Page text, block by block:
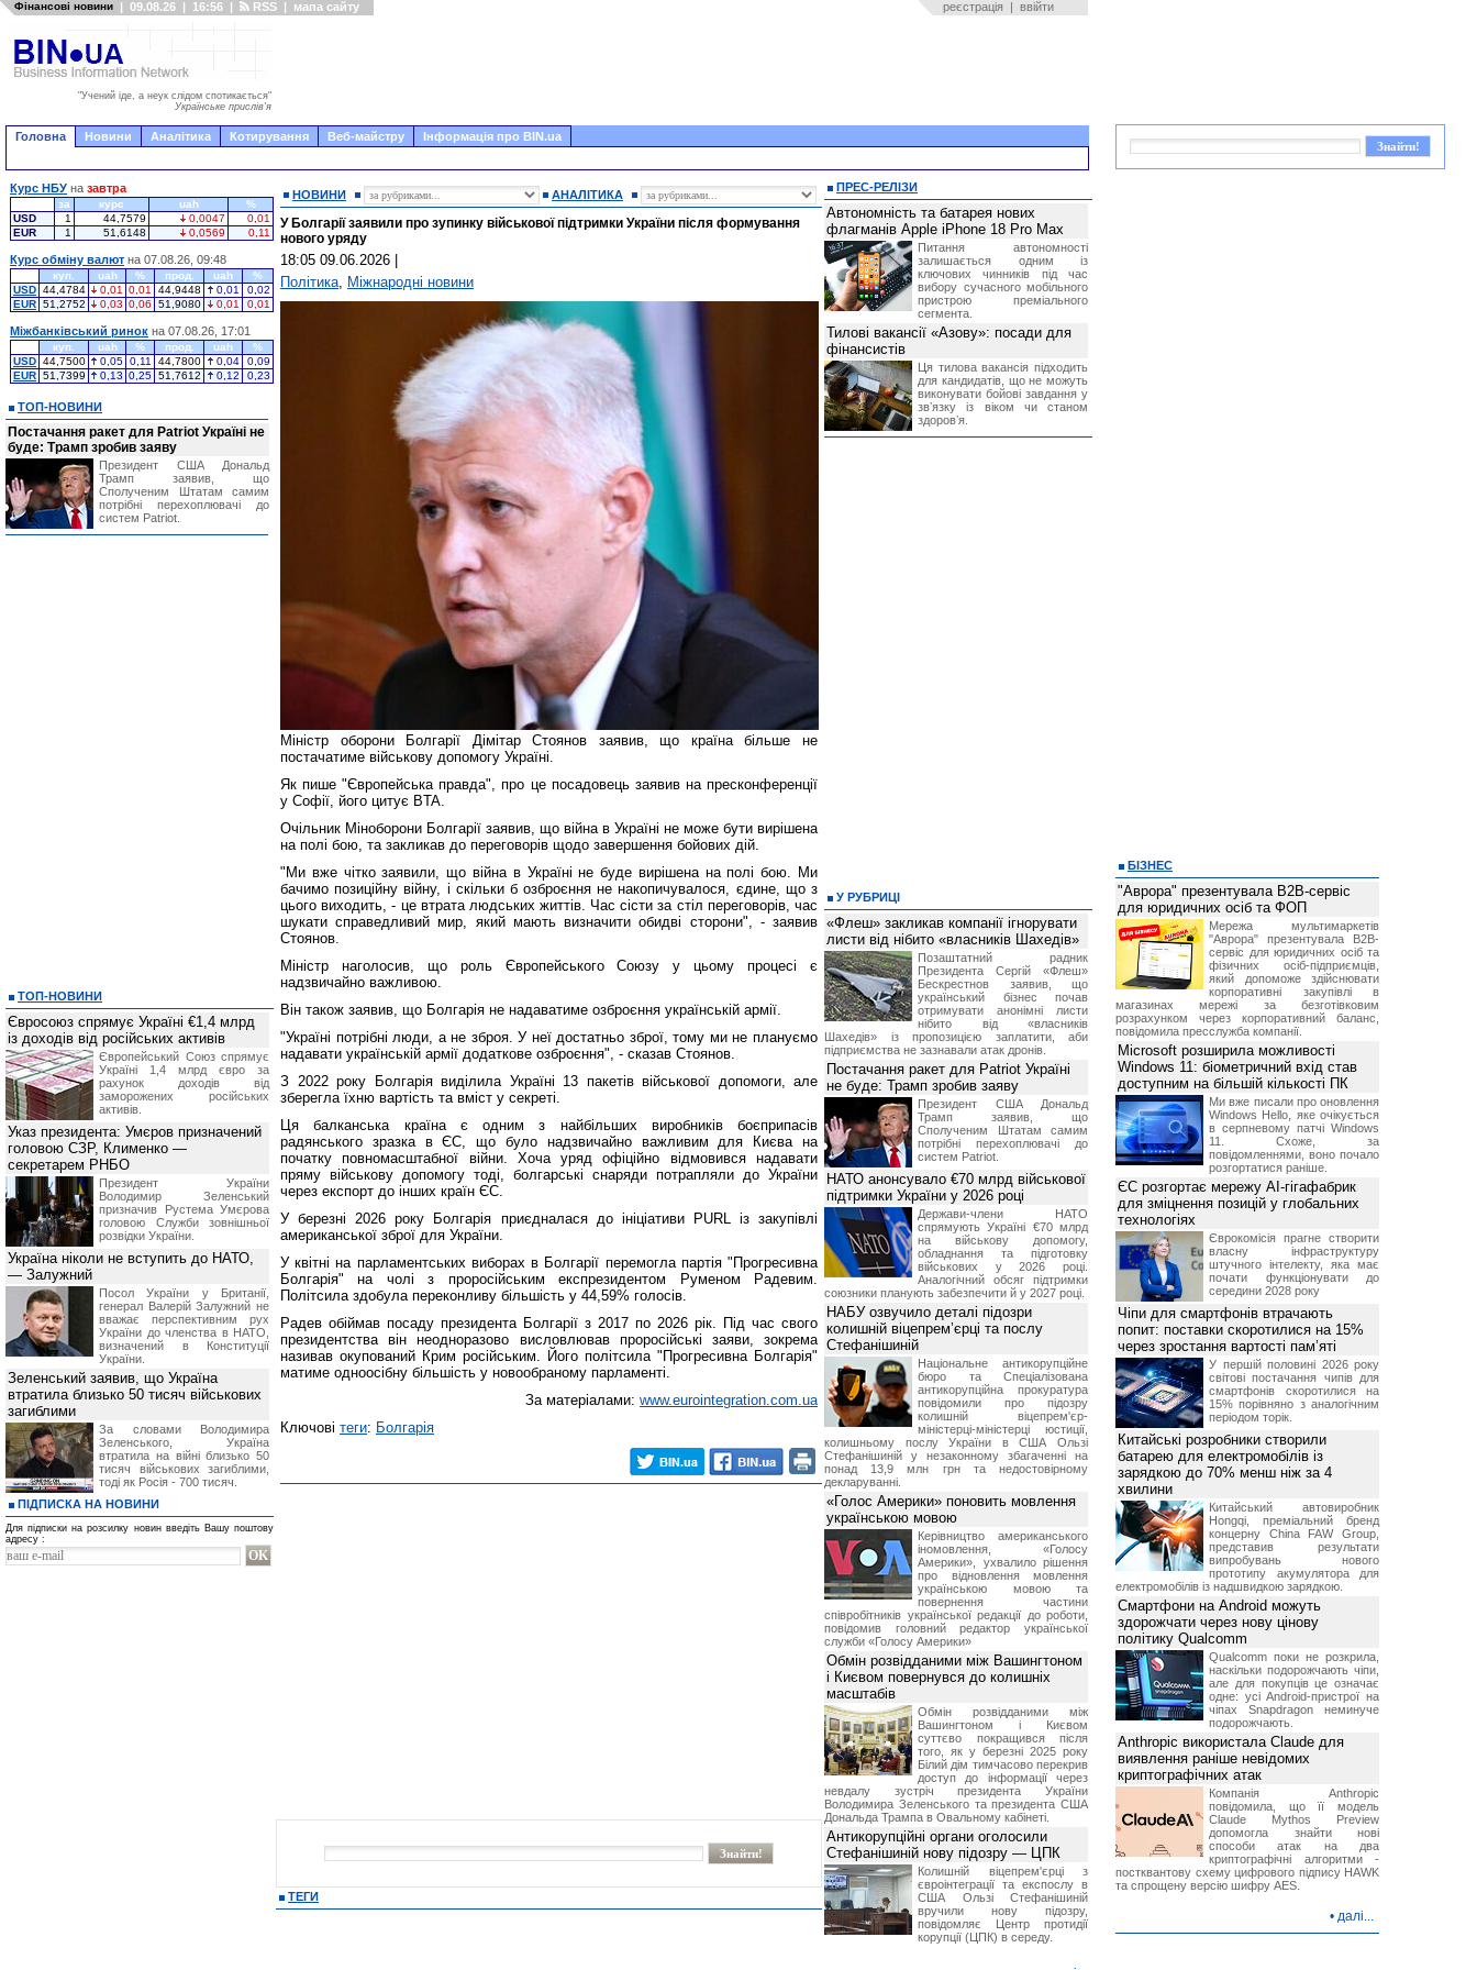
Фінансові новини | 09.08.26 | 16:56 | RSS | мапа сайту реєстрація | ввійти
"Учений іде, а неук слідом спотикається"
Українське прислів'я
Головна Новини Аналітика Котирування Веб-майстру Інформація про BIN.ua
НОВИНИ АНАЛІТИКА
У Болгарії заявили про зупинку військової підтримки України після формування
нового уряду
18:05 09.06.2026
Політика, Міжнародні новини
Міністр оборони Болгарії Дімітар Стоянов заявив, що країна більше не
постачатиме військову допомогу Україні.
Як пише "Європейська правда", про це посадовець заявив на пресконференції
у Софії, його цитує BTA.
Очільник Міноборони Болгарії заявив, що війна в Україні не може бути вирішена
на полі бою, та закликав до переговорів щодо завершення бойових дій.
"Ми вже чітко заявили, що війна в Україні не буде вирішена на полі бою. Ми
бачимо позиційну війну, і скільки б озброєння не накопичувалося, єдине, що з
цього виходить, - це втрата людських життів. Час сісти за стіл переговорів, час
шукати справедливий мир, який мають визначити обидві сторони", - заявив
Стоянов.
Міністр наголосив, що роль Європейського Союзу у цьому процесі є
надзвичайно важливою.
Він також заявив, що Болгарія не надаватиме озброєння українській армії.
"Україні потрібні люди, а не зброя. У неї достатньо зброї, тому ми не плануємо
надавати українській армії додаткове озброєння", - сказав Стоянов.
З 2022 року Болгарія виділила Україні 13 пакетів військової допомоги, але
зберегла їхню вартість та вміст у секреті.
Ця балканська країна є одним з найбільших виробників боєприпасів
радянського зразка в ЄС, що було надзвичайно важливим для Києва на
початку повномасштабної війни. Хоча уряд офіційно відмовився надавати
пряму військову допомогу тоді, болгарські снаряди потрапляли до України
через експорт до інших країн ЄС.
У березні 2026 року Болгарія приєдналася до ініціативи PURL із закупівлі
американської зброї для України.
У квітні на парламентських виборах в Болгарії перемогла партія "Прогресивна
Болгарія" на чолі з проросійським експрезидентом Руменом Радевим.
Політсила здобула переконливу більшість у 44,59% голосів.
Радев обіймав посаду президента Болгарії з 2017 по 2026 рік. Під час свого
президентства він неодноразово висловлював проросійські заяви, зокрема
називав окупований Крим російським. Його політсила "Прогресивна Болгарія"
матиме одноосібну більшість у новообраному парламенті.
За матеріалами: www.eurointegration.com.ua
Ключові теги: Болгарія
ТЕГИ
Курс НБУ на завтра
за курс uah
%
USD
1 44,7579 0,0047
0,01
EUR
1 51,6148 0,0569 0,11
Курс обміну валют на 07.08.26, 09:48
куп. uah % прод. uah
%
USD 44,4784 0,01 0,01 44,9448 0,01
0,02
EUR 51,2752 0,03 0,06 51,9080 0,01 0,01
Міжбанківський ринок на 07.08.26, 17:01
куп. uah % прод. uah
%
USD 44,7500 0,05 0,11 44,7800 0,04
0,09
EUR 51,7399 0,13 0,25 51,7612 0,12 0,23
ТОП-НОВИНИ
Постачання ракет для Patriot Україні не
буде: Трамп зробив заяву
Президент США Дональд
Трамп заявив, що
Сполученим Штатам самим
потрібні перехоплювачі до
систем Patriot.
ТОП-НОВИНИ
Євросоюз спрямує Україні €1,4 млрд
із доходів від російських активів
Європейський Союз спрямує
Україні 1,4 млрд євро за
рахунок доходів від
заморожених російських
активів.
Указ президента: Умєров призначений
головою СЗР, Клименко —
секретарем РНБО
Президент України
Володимир Зеленський
призначив Pустема Умєрова
головою Служби зовнішньої
розвідки України.
Україна ніколи не вступить до НАТО,
— Залужний
Посол України у Британії,
генерал Валерій Залужний не
вважає перспективним рух
України до членства в НАТО,
визначений в Конституції
України.
Зеленський заявив, що Україна
втратила близько 50 тисяч військових
загиблими
За словами Володимира
Зеленського, Україна
втратила на війні близько 50
тисяч військових загиблими,
тоді як Росія - 700 тисяч.
ПІДПИСКА НА НОВИНИ
Для підписки на розсилку новин введіть Вашу поштову
адресу :
ПРЕС-РЕЛІЗИ
Автономність та батарея нових
флагманів Apple iPhone 18 Pro Max
Питання автономності
залишається одним із
ключових чинників під час
вибору сучасного мобільного
пристрою преміального
сегмента.
Тилові вакансії «Азову»: посади для
фінансистів
Ця тилова вакансія підходить
для кандидатів, що не можуть
виконувати бойові завдання у
звʼязку із віком чи станом
здоровʼя.
У РУБРИЦІ
«Флеш» закликав компанії ігнорувати
листи від нібито «власників Шахедів»
Позаштатний радник
Президента Сергій «Флеш»
Бескрестнов заявив, що
український бізнес почав
отримувати анонімні листи
нібито від «власників
Шахедів» із пропозицією заплатити, аби
підприємства не зазнавали атак дронів.
Постачання ракет для Patriot Україні
не буде: Трамп зробив заяву
Президент США Дональд
Трамп заявив, що
Сполученим Штатам самим
потрібні перехоплювачі до
систем Patriot.
НАТО анонсувало €70 млрд військової
підтримки України у 2026 році
Держави-члени НАТО
спрямують Україні €70 млрд
на військову допомогу,
обладнання та підготовку
військових у 2026 році.
Аналогічний обсяг підтримки
союзники планують забезпечити й у 2027 році.
НАБУ озвучило деталі підозри
колишній віцепрем’єрці та послу
Стефанішиній
Національне антикорупційне
бюро та Спеціалізована
антикорупційна прокуратура
повідомили про підозру
колишній віцепрем'єр-
міністерці-міністерці юстиції,
колишньому послу України в США Ользі
Стефанішиній у незаконному збагаченні на
понад 13,9 млн грн та недостовірному
декларуванні.
«Голос Америки» поновить мовлення
українською мовою
Керівництво американського
іномовлення, «Голосу
Америки», ухвалило рішення
про відновлення мовлення
українською мовою та
повернення частини
співробітників української редакції до роботи,
повідомив головний редактор української
служби «Голосу Америки»
Обмін розвідданими між Вашингтоном
і Києвом повернувся до колишніх
масштабів
Обмін розвідданими між
Вашингтоном і Києвом
суттєво покращився після
того, як у березні 2025 року
Білий дім тимчасово перекрив
доступ до інформації через
невдалу зустріч президента України
Володимира Зеленського та президента США
Дональда Трампа в Овальному кабінеті.
Антикорупційні органи оголосили
Стефанішиній нову підозру — ЦПК
Колишній віцепрем'єрці з
євроінтеграції та експослу в
США Ользі Стефанішиній
вручили нову підозру,
повідомляє Центр протидії
корупції (ЦПК) в середу.
БІЗНЕС
"Аврора" презентувала B2B-сервіс
для юридичних осіб та ФОП
Мережа мультимаркетів
"Аврора" презентувала B2B-
сервіс для юридичних осіб та
фізичних осіб-підприємців,
який допоможе здійснювати
корпоративні закупівлі в
магазинах мережі за безготівковим
розрахунком через корпоративний баланс,
повідомила пресслужба компанії.
Microsoft розширила можливості
Windows 11: біометричний вхід став
доступним на більшій кількості ПК
Ми вже писали про оновлення
Windows Hello, яке очікується
в серпневому патчі Windows
11. Схоже, за
повідомленнями, воно почало
розгортатися раніше.
ЄС розгортає мережу AI-гігафабрик
для зміцнення позицій у глобальних
технологіях
Єврокомісія прагне створити
власну інфраструктуру
штучного інтелекту, яка має
почати функціонувати до
середини 2028 року
Чіпи для смартфонів втрачають
попит: поставки скоротилися на 15%
через зростання вартості пам’яті
У першій половині 2026 року
світові постачання чипів для
смартфонів скоротилися на
15% порівняно з аналогічним
періодом торік.
Китайські розробники створили
батарею для електромобілів із
зарядкою до 70% менш ніж за 4
хвилини
Китайський автовиробник
Hongqi, преміальний бренд
концерну China FAW Group,
представив результати
випробувань нового
прототипу акумулятора для
електромобілів із надшвидкою зарядкою.
Смартфони на Android можуть
здорожчати через нову цінову
політику Qualcomm
Qualcomm поки не розкрила,
наскільки подорожчають чіпи,
але для покупців це означає
одне: усі Android-пристрої на
чіпах Snapdragon неминуче
подорожчають.
Anthropic використала Claude для
виявлення раніше невідомих
криптографічних атак
Компанія Anthropic
повідомила, що її модель
Claude Mythos Preview
допомогла знайти нові
способи атак на два
криптографічні алгоритми -
постквантову схему цифрового підпису HAWK
та спрощену версію шифру AES.
• далі...